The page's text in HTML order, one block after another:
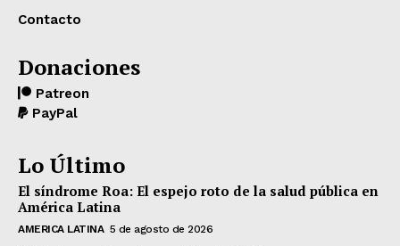
Contacto
Donaciones
Patreon
PayPal
Lo Último
El síndrome Roa: El espejo roto de la salud pública en
América Latina
AMERICA LATINA 5 de agosto de 2026